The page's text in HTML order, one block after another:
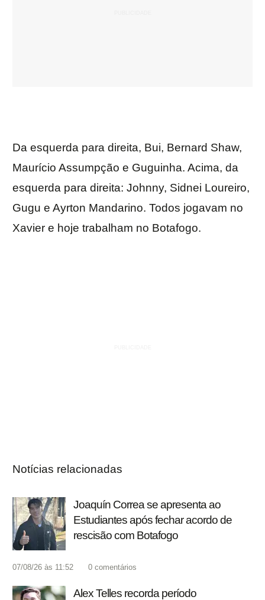
Da esquerda para direita, Bui, Bernard Shaw,
Maurício Assumpção e Guguinha. Acima, da
esquerda para direita: Johnny, Sidnei Loureiro,
Gugu e Ayrton Mandarino. Todos jogavam no
Xavier e hoje trabalham no Botafogo.
Notícias relacionadas
Joaquín Correa se apresenta ao
Estudiantes após fechar acordo de
rescisão com Botafogo
07/08/26 às 11:52 0 comentários
Alex Telles recorda período